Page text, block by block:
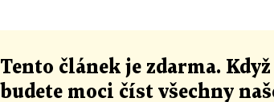
Tento článek je zdarma.
budete moci číst všechny